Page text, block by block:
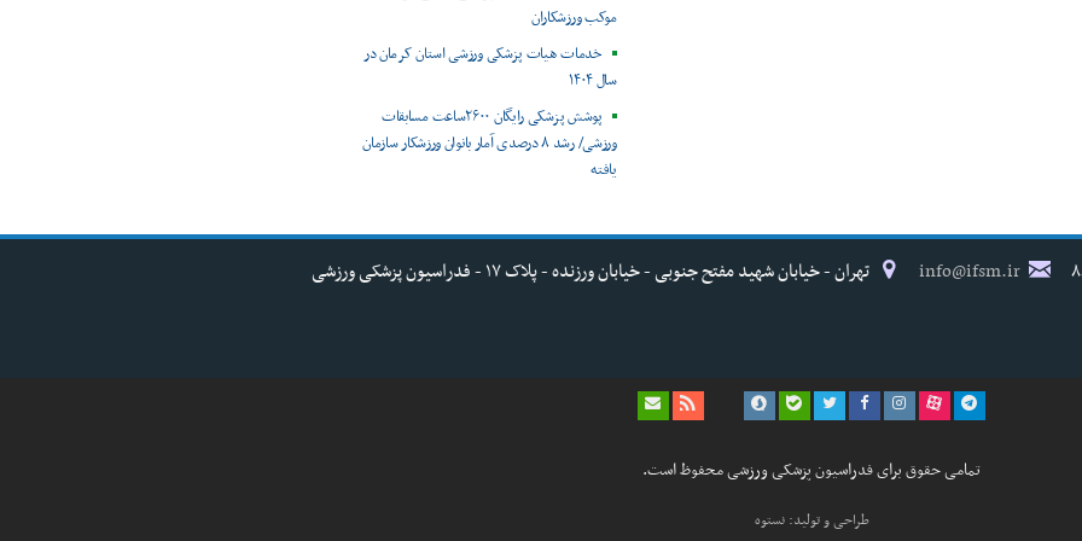
موکب ورزشکاران
خدمات هیات پزشکی ورزشی استان کرمان در
سال ۱۴۰۴
پوشش پزشکی رایگان ۲۶۰۰ساعت مسابقات
ورزشی/ رشد ۸ درصدی آمار بانوان ورزشکار سازمان
یافته
info@ifsm.ir تهران - خیابان شهید مفتح جنوبی - خیابان ورزنده - پلاک ۱۷ - فدراسیون پزشکی ورزشی
تمامی حقوق برای فدراسیون پزشکی ورزشی محفوظ است.
طراحی و تولید: نستوه